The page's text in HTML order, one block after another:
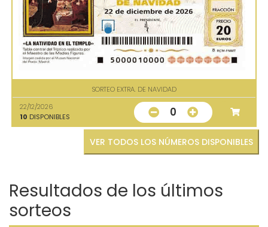
SORTEO EXTRA. DE NAVIDAD
22/12/2026
10 DISPONIBLES 0
VER TODOS LOS NÚMEROS DISPONIBLES
Resultados de los últimos
sorteos